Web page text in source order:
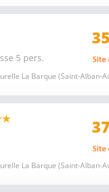
5 pers.
La Barque (Saint-Alban-
La Barque (Saint-Alban-